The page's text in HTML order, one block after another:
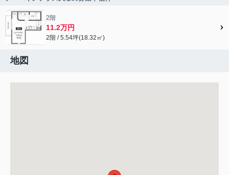
2階
11.2万円
2階 / 5.54坪(18.32㎡)
地図